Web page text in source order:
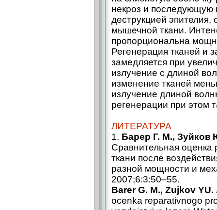
некроз и последующую
деструкцией эпителия,
мышечной ткани.
пропорциональна
Регенерация тканей и
замедляется при
излучение с длиной
изменение тканей
излучение длиной
регенерации при этом
ЛИТЕРАТУРА
1. Барер Г. М.,
Сравнительная оценка
ткани после
разной мощности и
2007;6:3:50–55.
Barer G. M., Zujkov
ocenka reparativnogo